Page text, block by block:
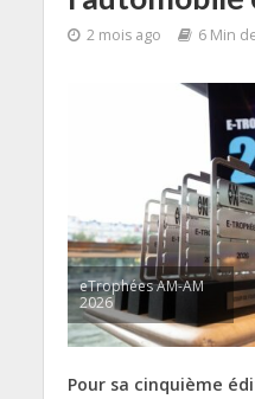
2 mois ago 6 Min
eTrophées AM-AM
2026
Pour sa cinquième